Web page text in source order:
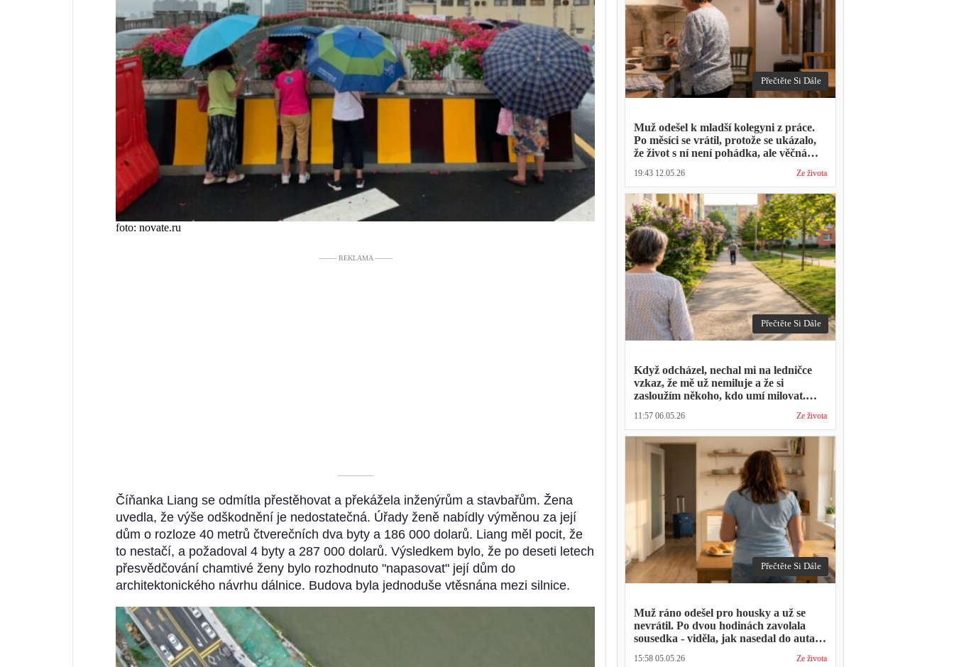
foto: novate.ru
––––– REKLAMA –––––
––––––––––
Číňanka Liang se odmítla přestěhovat a překážela inženýrům a stavbařům. Žena
uvedla, že výše odškodnění je nedostatečná. Úřady ženě nabídly výměnou za její
dům o rozloze 40 metrů čtverečních dva byty a 186 000 dolarů. Liang měl pocit, že
to nestačí, a požadoval 4 byty a 287 000 dolarů. Výsledkem bylo, že po deseti letech
přesvědčování chamtivé ženy bylo rozhodnuto "napasovat" její dům do
architektonického návrhu dálnice. Budova byla jednoduše vtěsnána mezi silnice.
Přečtěte Si Dále
Muž odešel k mladší kolegyni z práce.
Po měsíci se vrátil, protože se ukázalo,
že život s ní není pohádka, ale věčná
19:43 12.05.26 Ze života
Přečtěte Si Dále
Když odcházel, nechal mi na ledničce
vzkaz, že mě už nemiluje a že si
zasloužím někoho, kdo umí milovat.
mohl přijít na nedělní oběd, protože ta
druhá ho vyhodila a nemá kde strávit
svátky
11:57 06.05.26 Ze života
Přečtěte Si Dále
Muž ráno odešel pro housky a už se
nevrátil. Po dvou hodinách zavolala
sousedka - viděla, jak nasedal do auta s
týden pomáhala balit na služební cestu
15:58 05.05.26 Ze života